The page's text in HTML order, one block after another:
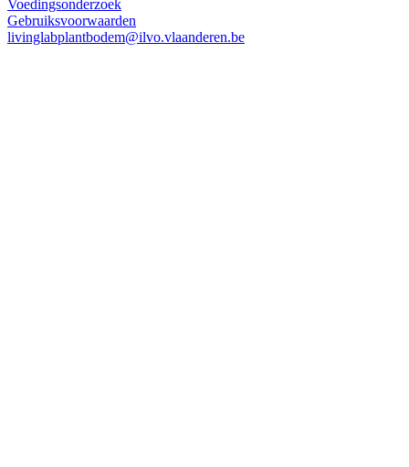
Voedingsonderzoek
Gebruiksvoorwaarden
livinglabplantbodem@ilvo.vlaanderen.be